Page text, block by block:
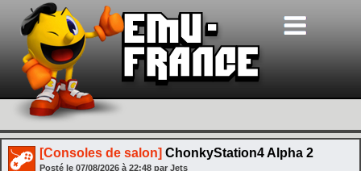
[Consoles de salon] ChonkyStation4 Alpha 2
Posté le 07/08/2026 à 22:48 par Jets